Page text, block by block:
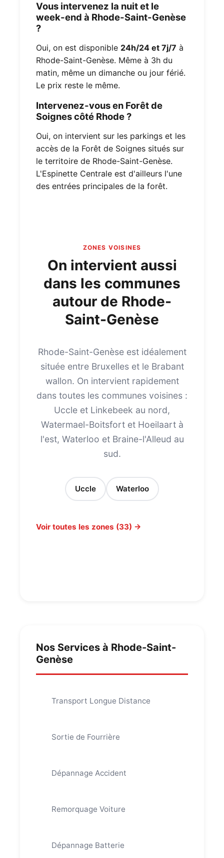
Vous intervenez la nuit et le
week-end à Rhode-Saint-Genèse
?
Oui, on est disponible 24h/24 et 7j/7 à
Rhode-Saint-Genèse. Même à 3h du
matin, même un dimanche ou jour férié.
Le prix reste le même.
Intervenez-vous en Forêt de
Soignes côté Rhode ?
Oui, on intervient sur les parkings et les
accès de la Forêt de Soignes situés sur
le territoire de Rhode-Saint-Genèse.
L'Espinette Centrale est d'ailleurs l'une
des entrées principales de la forêt.
ZONES VOISINES
On intervient aussi
dans les communes
autour de Rhode-
Saint-Genèse
Rhode-Saint-Genèse est idéalement
située entre Bruxelles et le Brabant
wallon. On intervient rapidement
dans toutes les communes voisines :
Uccle et Linkebeek au nord,
Watermael-Boitsfort et Hoeilaart à
l'est, Waterloo et Braine-l'Alleud au
sud.
Uccle Waterloo
Voir toutes les zones (33) →
Nos Services à Rhode-Saint-
Genèse
Transport Longue Distance
Sortie de Fourrière
Dépannage Accident
Remorquage Voiture
Dépannage Batterie